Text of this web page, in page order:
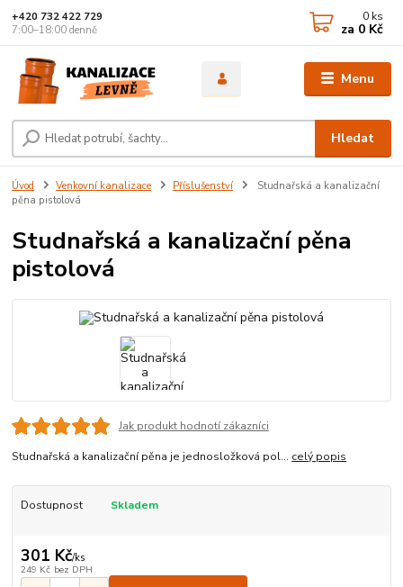
Menu
Hledat
+420 732 422 729
7:00–18:00 denně
0 ks
za 0 Kč
Úvod Venkovní kanalizace Příslušenství
Studnařská a kanalizační
pěna pistolová
Studnařská a kanalizační pěna
pistolová
Jak produkt hodnotí zákazníci
Studnařská a kanalizační pěna je jednosložková pol... celý popis
Dostupnost Skladem
301 Kč/ks
249 Kč bez DPH